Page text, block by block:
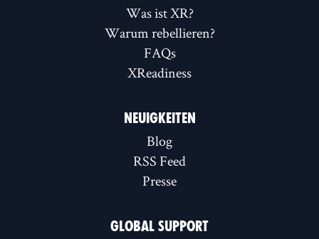
Was ist XR?
Warum rebellieren?
FAQs
XReadiness
NEUIGKEITEN
Blog
RSS Feed
Presse
GLOBAL SUPPORT